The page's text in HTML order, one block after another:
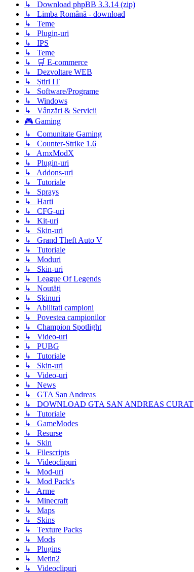
↳ Download phpBB 3.3.14 (zip)
↳ Limba Română - download
↳ Teme
↳ Plugin-uri
↳ IPS
↳ Teme
↳ 🛒 E-commerce
↳ Dezvoltare WEB
↳ Știri IT
↳ Software/Programe
↳ Windows
↳ Vânzări & Servicii
🎮 Gaming
↳ Comunitate Gaming
↳ Counter-Strike 1.6
↳ AmxModX
↳ Plugin-uri
↳ Addons-uri
↳ Tutoriale
↳ Sprays
↳ Harti
↳ CFG-uri
↳ Kit-uri
↳ Skin-uri
↳ Grand Theft Auto V
↳ Tutoriale
↳ Moduri
↳ Skin-uri
↳ League Of Legends
↳ Noutăți
↳ Skinuri
↳ Abilitati campioni
↳ Povestea campionilor
↳ Champion Spotlight
↳ Video-uri
↳ PUBG
↳ Tutoriale
↳ Skin-uri
↳ Video-uri
↳ News
↳ GTA San Andreas
↳ DOWNLOAD GTA SAN ANDREAS CURAT
↳ Tutoriale
↳ GameModes
↳ Resurse
↳ Skin
↳ Filescripts
↳ Videoclipuri
↳ Mod-uri
↳ Mod Pack's
↳ Arme
↳ Minecraft
↳ Maps
↳ Skins
↳ Texture Packs
↳ Mods
↳ Plugins
↳ Metin2
↳ Videoclipuri